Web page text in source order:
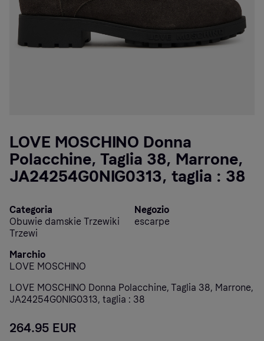
LOVE MOSCHINO Donna
Polacchine, Taglia 38, Marrone,
JA24254G0NIG0313, taglia : 38
Categoria
Obuwie damskie Trzewiki
Trzewi
Negozio
escarpe
Marchio
LOVE MOSCHINO
LOVE MOSCHINO Donna Polacchine, Taglia 38, Marrone,
JA24254G0NIG0313, taglia : 38
264.95 EUR